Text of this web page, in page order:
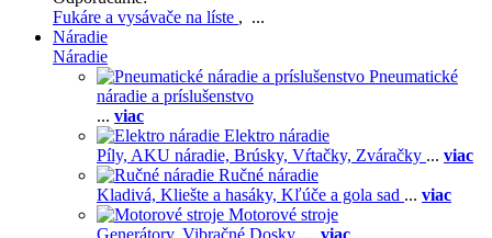
Fukáre a vysávače na líste , ...
Náradie
Náradie
Pneumatické
náradie a príslušenstvo
... viac
Elektro náradie
Píly, AKU náradie, Brúsky, Vŕtačky, Zváračky ... viac
Ručné náradie
Kladivá, Kliešte a hasáky, Kľúče a gola sad ... viac
Motorové stroje
Generátory, Vibračné Dosky, ... viac